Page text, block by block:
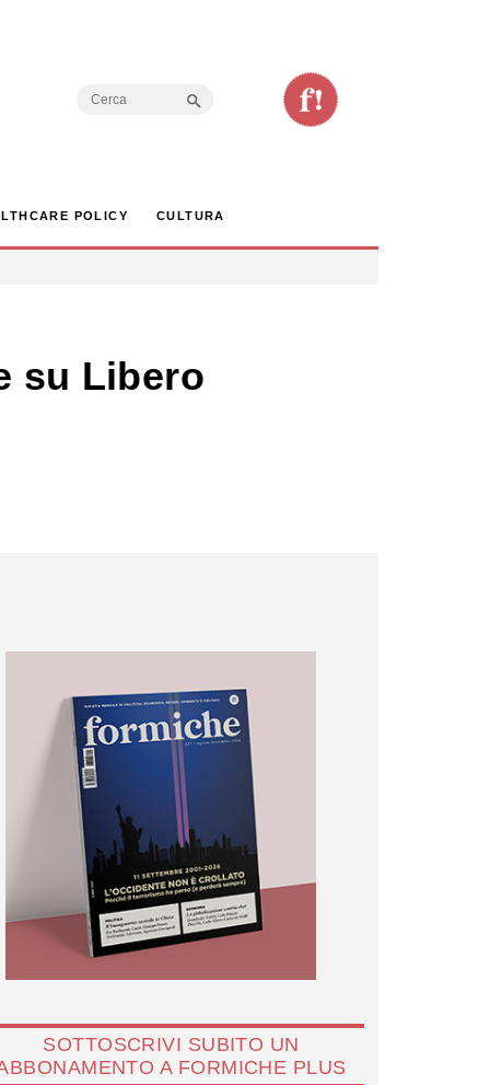
Search
POLICY CULTURA
su Libero
SOTTOSCRIVI SUBITO UN
A FORMICHE PLUS